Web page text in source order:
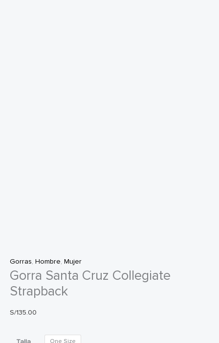
Gorras, Hombre, Mujer
Gorra Santa Cruz Collegiate
Strapback
S/135.00
One Size